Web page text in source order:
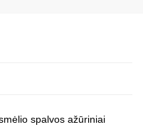
spalvos ažūriniai